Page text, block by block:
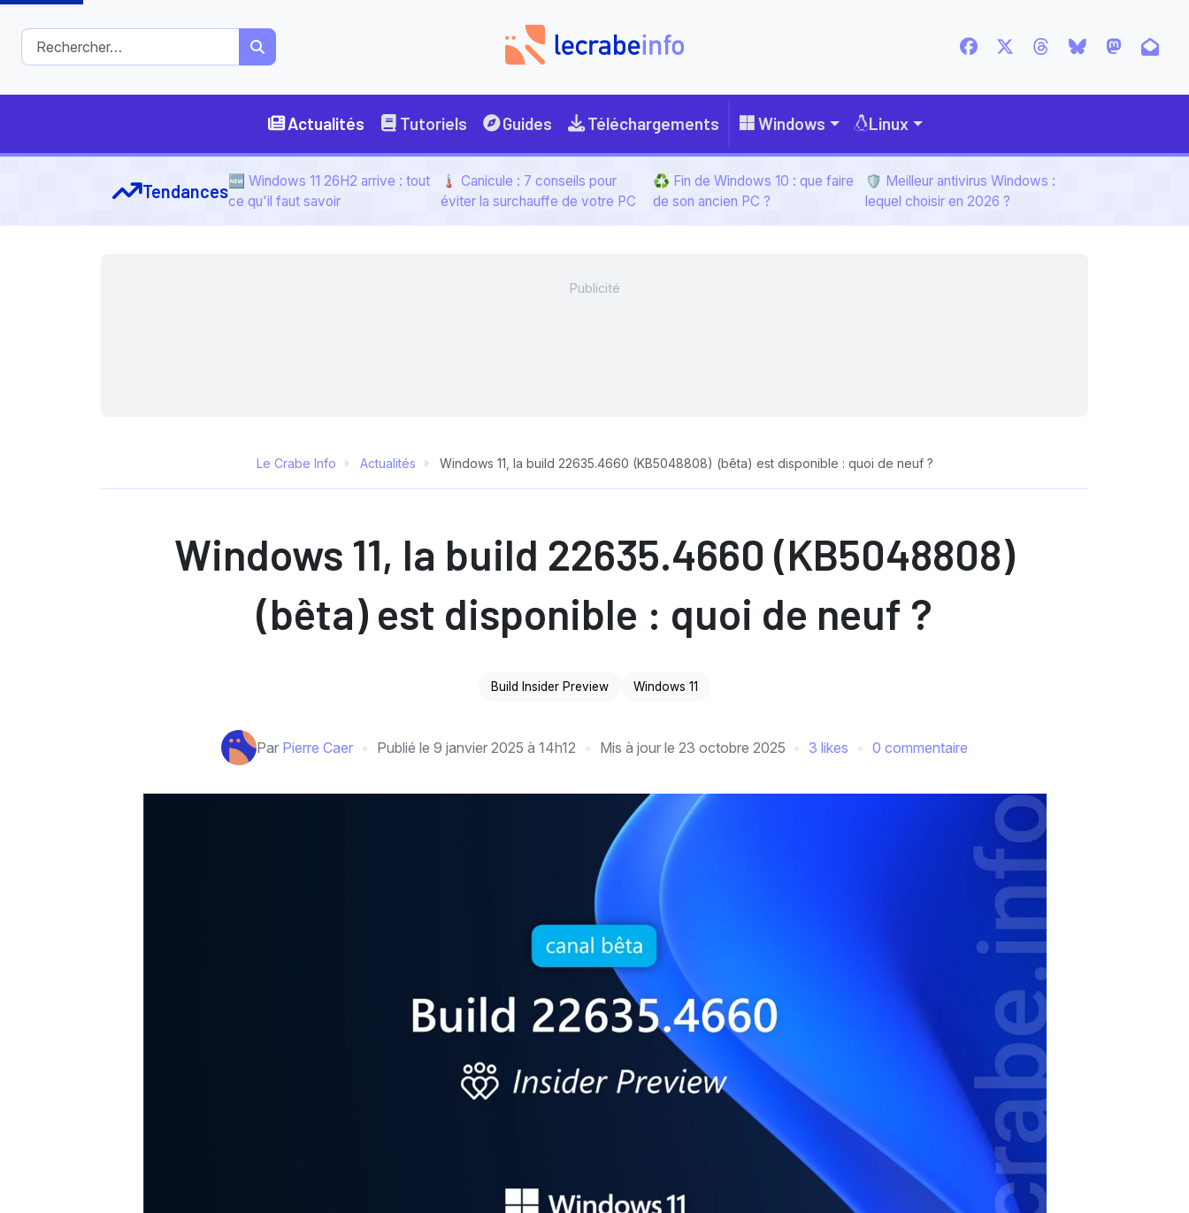
Actualités Tutoriels Guides Téléchargements Windows Linux
Tendances🆕 Windows 11 26H2 arrive : tout
ce qu'il faut savoir
🌡️ Canicule : 7 conseils pour
éviter la surchauffe de votre PC
♻️ Fin de Windows 10 : que faire
de son ancien PC ?
🛡️ Meilleur antivirus Windows :
lequel choisir en 2026 ?
Le Crabe Info Actualités Windows 11, la build 22635.4660 (KB5048808) (bêta) est disponible : quoi de neuf ?
Windows 11, la build 22635.4660 (KB5048808)
(bêta) est disponible : quoi de neuf ?
Build Insider Preview Windows 11
Par Pierre Caer Publié le 9 janvier 2025 à 14h12 Mis à jour le 23 octobre 2025 3 likes 0 commentaire